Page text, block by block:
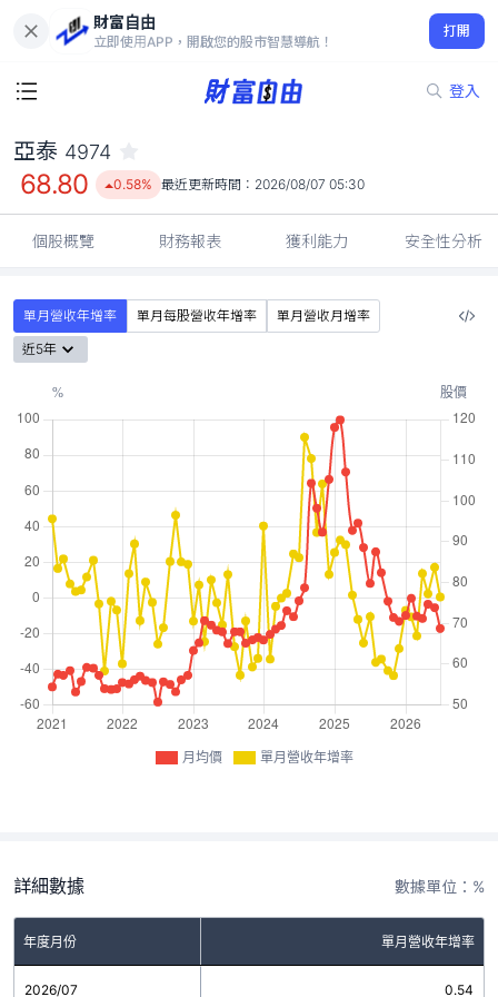
財富自由
立即使用APP，開啟您的股市智慧導航！
打開
登入
68.80
0.58%
亞泰 4974
68.80 0.58% 最近更新時間： 2026/08/07 05:30
個股概覽 財務報表 獲利能力 安全性分析
單月營收年增率 單月每股營收年增率
單月營收月增率
近5年
月均價 單月營收年增率
詳細數據 數據單位：%
年度月份 單月營收年增率
2026/07 0.54